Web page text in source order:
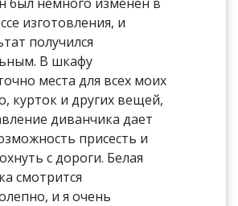
изготовления, и
получился
В шкафу
места для всех моих
курток и других вещей,
диванчика дает
присесть и
с дороги. Белая
смотрится
и я очень